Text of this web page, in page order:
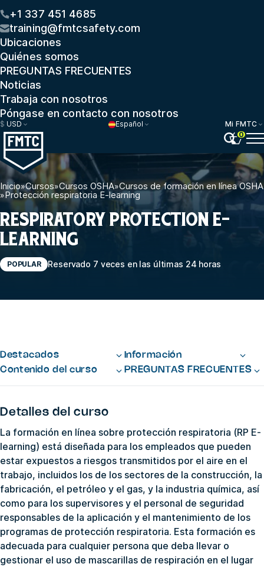
+1 337 451 4685
training@fmtcsafety.com
Ubicaciones
Quiénes somos
PREGUNTAS FRECUENTES
Noticias
Trabaja con nosotros
Póngase en contacto con nosotros
$ USD Español
Mi FMTC
0
Inicio»Cursos»Cursos OSHA»Cursos de formación en línea OSHA
»Protección respiratoria E-learning
RESPIRATORY PROTECTION E-
LEARNING
POPULAR Reservado 7 veces en las últimas 24 horas
Destacados
Información
Contenido del curso
PREGUNTAS FRECUENTES
Detalles del curso
La formación en línea sobre protección respiratoria (RP E-
learning) está diseñada para los empleados que pueden
estar expuestos a riesgos transmitidos por el aire en el
trabajo, incluidos los de los sectores de la construcción, la
fabricación, el petróleo y el gas, y la industria química, así
como para los supervisores y el personal de seguridad
responsables de la aplicación y el mantenimiento de los
programas de protección respiratoria. Esta formación es
adecuada para cualquier persona que deba llevar o
gestionar el uso de mascarillas de respiración en el lugar